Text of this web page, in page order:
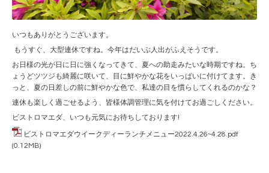
いつもありがとうございます。
もうすぐ、大型連休ですね。今年はだいぶ人出がふえそうです。
お日様の光が日に日に強くなってきて、夏への助走みたいな時期ですね。ち
ょうどツツジも綺麗に咲いて、目に鮮やかな花をいっぱいに付けてます。き
っと、夏の日差しの前に鮮やかな色で、私達の目を慣らしてくれるのかな？
連休も楽しく過ごせるよう、皆様体調管理に気を付けてお過ごしください。
ビストロマエダ、いつも元気にお待ちしております!
ビストロマエダウイークディーランチメニュー2022.4.26~4.28.pdf
(0.12MB)